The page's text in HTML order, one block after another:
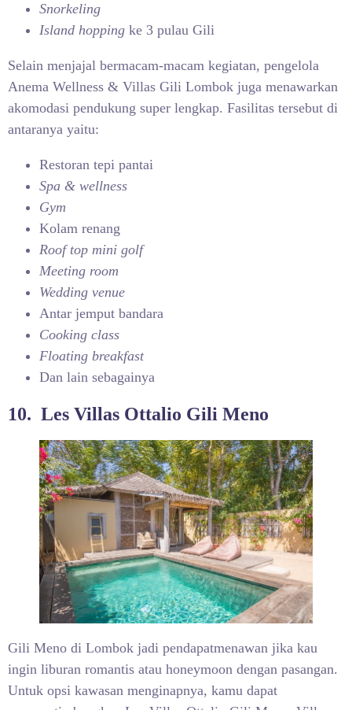
Snorkeling
Island hopping ke 3 pulau Gili
Selain menjajal bermacam-macam kegiatan, pengelola
Anema Wellness & Villas Gili Lombok juga menawarkan
akomodasi pendukung super lengkap. Fasilitas tersebut di
antaranya yaitu:
Restoran tepi pantai
Spa & wellness
Gym
Kolam renang
Roof top mini golf
Meeting room
Wedding venue
Antar jemput bandara
Cooking class
Floating breakfast
Dan lain sebagainya
10. Les Villas Ottalio Gili Meno
Gili Meno di Lombok jadi pendapatmenawan jika kau
ingin liburan romantis atau honeymoon dengan pasangan.
Untuk opsi kawasan menginapnya, kamu dapat